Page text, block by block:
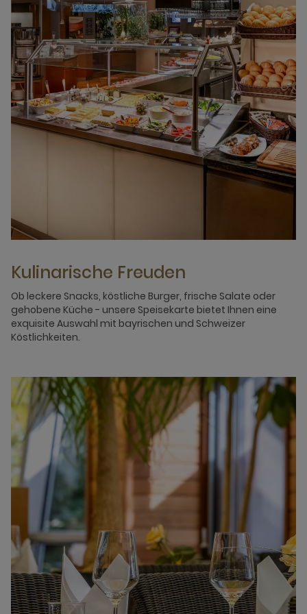
Kulinarische Freuden
Ob leckere Snacks, köstliche Burger, frische Salate oder
gehobene Küche - unsere Speisekarte bietet Ihnen eine
exquisite Auswahl mit bayrischen und Schweizer
Köstlichkeiten.